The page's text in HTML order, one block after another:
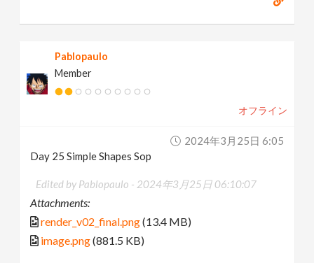
Pablopaulo
Member
オフライン
2024年3月25日 6:05
Day 25 Simple Shapes Sop
Edited by Pablopaulo - 2024年3月25日 06:10:07
Attachments:
render_v02_final.png(13.4 MB)
image.png(881.5 KB)